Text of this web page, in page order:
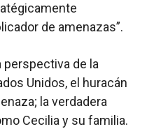
de amenazas”.
perspectiva de la
Unidos, el huracán
la verdadera
Cecilia y su familia.